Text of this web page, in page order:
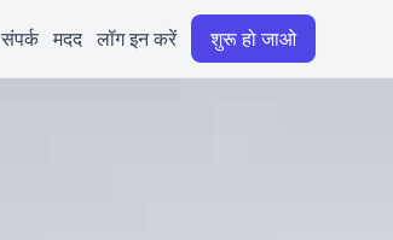
संपर्क मदद लॉग इन करें शुरू हो जाओ